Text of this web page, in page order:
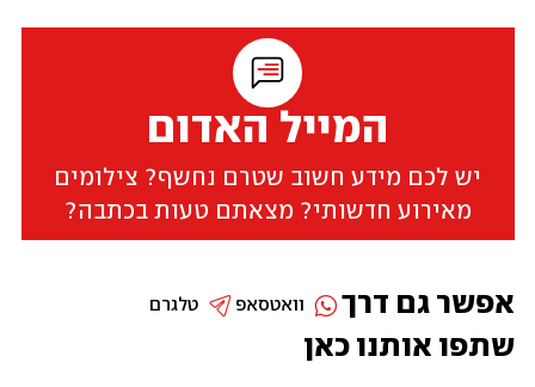
המייל האדום
יש לכם מידע חשוב שטרם נחשף? צילומים
מאירוע חדשותי? מצאתם טעות בכתבה?
שתפו אותנו כאן
אפשר גם דרך טלגרם וואטסאפ